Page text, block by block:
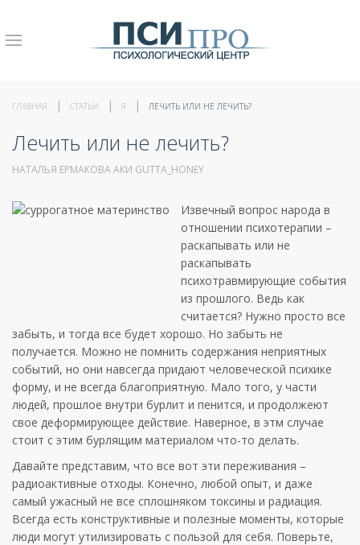
ГЛАВНАЯ СТАТЬИ Я ЛЕЧИТЬ ИЛИ НЕ ЛЕЧИТЬ?
Лечить или не лечить?
НАТАЛЬЯ ЕРМАКОВА АКИ GUTTA_HONEY
Извечный вопрос народа в
отношении психотерапии –
раскапывать или не
раскапывать
психотравмирующие события
из прошлого. Ведь как
считается? Нужно просто все
забыть, и тогда все будет хорошо. Но забыть не
получается. Можно не помнить содержания неприятных
событий, но они навсегда придают человеческой психике
форму, и не всегда благоприятную. Мало того, у части
людей, прошлое внутри бурлит и пенится, и продолжеют
свое деформирующее действие. Наверное, в этм случае
стоит с этим бурлящим материалом что-то делать.
Давайте представим, что все вот эти переживания –
радиоактивные отходы. Конечно, любой опыт, и даже
самый ужасный не все сплошняком токсины и радиация.
Всегда есть конструктивные и полезные моменты, которые
люди могут утилизировать с пользой для себя. Поверьте,